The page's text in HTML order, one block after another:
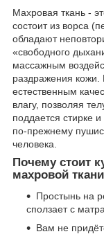
Махровая ткань -
состоит из ворса
обладают
«свободного
массажным
раздражения
естественным
влагу, позволяя
поддается стирке
по-прежнему
человека.
Почему стоит
махровой
Простынь на
сползает с
Вам не